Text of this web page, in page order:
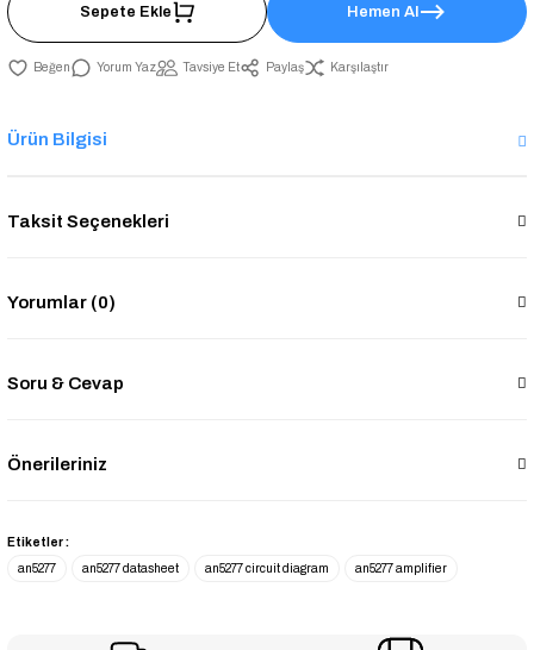
Sepete Ekle Hemen Al
Yorum Yaz Tavsiye Et Paylaş Karşılaştır
Ürün Bilgisi
Taksit Seçenekleri
Yorumlar (0)
Soru & Cevap
Önerileriniz
Etiketler :
an5277
an5277 datasheet an5277 circuit diagram an5277 amplifier